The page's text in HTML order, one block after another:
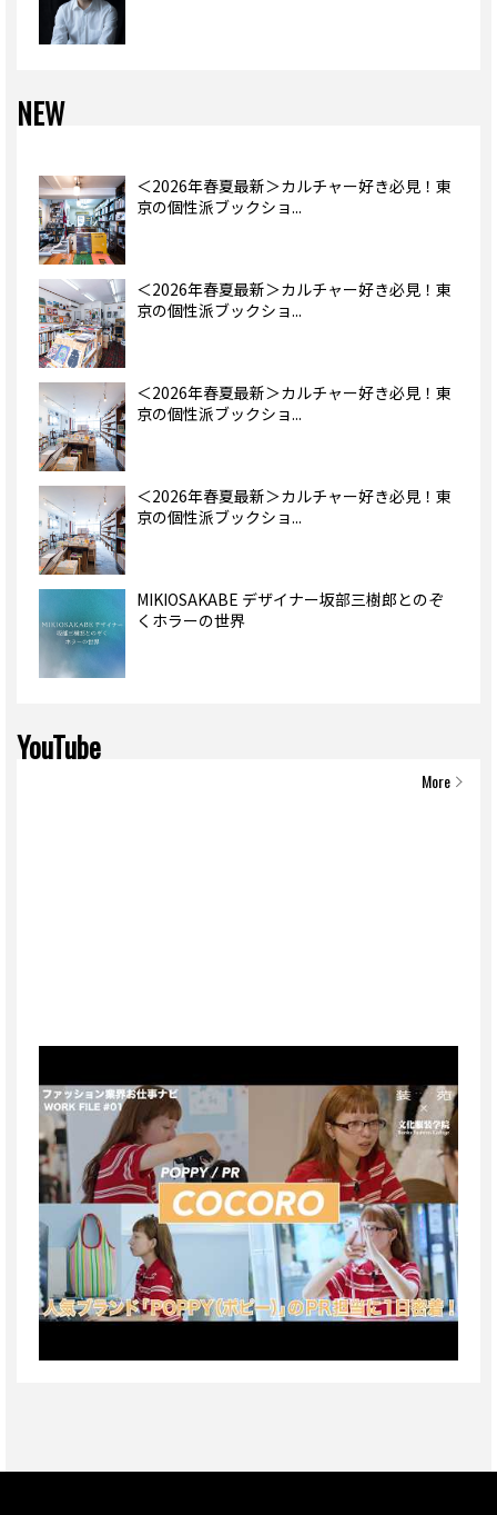
NEW
＜2026年春夏最新＞カルチャー好き必見！東
京の個性派ブックショ...
＜2026年春夏最新＞カルチャー好き必見！東
京の個性派ブックショ...
＜2026年春夏最新＞カルチャー好き必見！東
京の個性派ブックショ...
＜2026年春夏最新＞カルチャー好き必見！東
京の個性派ブックショ...
MIKIOSAKABE デザイナー坂部三樹郎とのぞ
くホラーの世界
YouTube
More